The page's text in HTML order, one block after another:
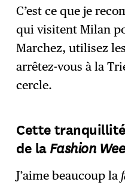
C’est ce que je
qui visitent Milan
Marchez, utilisez
arrêtez-vous à la
cercle.
Cette tranquillité
de laFashion
J’aime beaucoup la